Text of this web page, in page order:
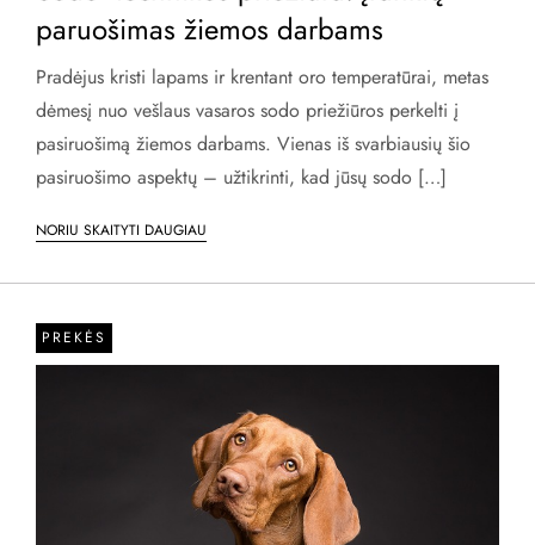
paruošimas žiemos darbams
Pradėjus kristi lapams ir krentant oro temperatūrai, metas
dėmesį nuo vešlaus vasaros sodo priežiūros perkelti į
pasiruošimą žiemos darbams. Vienas iš svarbiausių šio
pasiruošimo aspektų – užtikrinti, kad jūsų sodo […]
NORIU SKAITYTI DAUGIAU
PREKĖS